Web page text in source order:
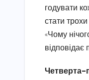
годувати
стати
«Чому